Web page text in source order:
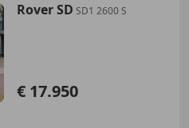
Rover SD SD1 2600 S
€ 17.950